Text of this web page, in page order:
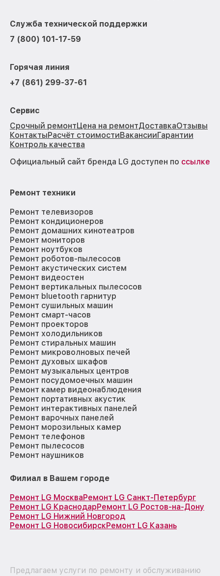
Служба технической поддержки
7 (800) 101-17-59
Горячая линия
+7 (861) 299-37-61
Сервис
Срочный ремонтЦена на ремонтДоставкаОтзывы
КонтактыРасчёт стоимостиВакансииГарантии
Контроль качества
Официальный сайт бренда LG доступен по ссылке
Ремонт техники
Ремонт телевизоров
Ремонт кондиционеров
Ремонт домашних кинотеатров
Ремонт мониторов
Ремонт ноутбуков
Ремонт роботов-пылесосов
Ремонт акустических систем
Ремонт видеостен
Ремонт вертикальных пылесосов
Ремонт bluetooth гарнитур
Ремонт сушильных машин
Ремонт смарт-часов
Ремонт проекторов
Ремонт холодильников
Ремонт стиральных машин
Ремонт микроволновых печей
Ремонт духовых шкафов
Ремонт музыкальных центров
Ремонт посудомоечных машин
Ремонт камер видеонаблюдения
Ремонт портативных акустик
Ремонт интерактивных панелей
Ремонт варочных панелей
Ремонт морозильных камер
Ремонт телефонов
Ремонт пылесосов
Ремонт наушников
Филиал в Вашем городе
Ремонт LG МоскваРемонт LG Санкт-Петербург
Ремонт LG КраснодарРемонт LG Ростов-на-Дону
Ремонт LG Нижний Новгород
Ремонт LG НовосибирскРемонт LG Казань
Предлагаем услуги по ремонту и обслуживанию